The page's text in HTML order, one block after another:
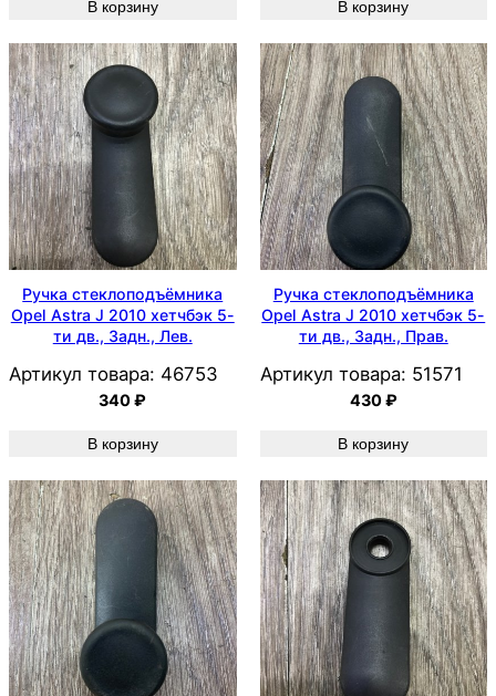
В корзину В корзину
Ручка стеклоподъёмника
Opel Astra J 2010 хетчбэк 5-
ти дв., Задн., Лев.
Артикул товара: 46753
340₽
В корзину
Ручка стеклоподъёмника
Opel Astra J 2010 хетчбэк 5-
ти дв., Задн., Прав.
Артикул товара: 51571
430₽
В корзину